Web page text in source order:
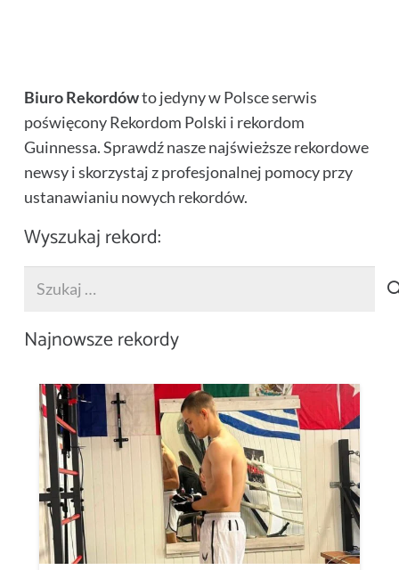
Biuro Rekordówto jedyny w Polsce serwis
poświęcony Rekordom Polski i rekordom
Guinnessa. Sprawdź nasze najświeższe rekordowe
newsy i skorzystaj z profesjonalnej pomocy przy
ustanawianiu nowych rekordów.
Wyszukaj rekord:
Najnowsze rekordy